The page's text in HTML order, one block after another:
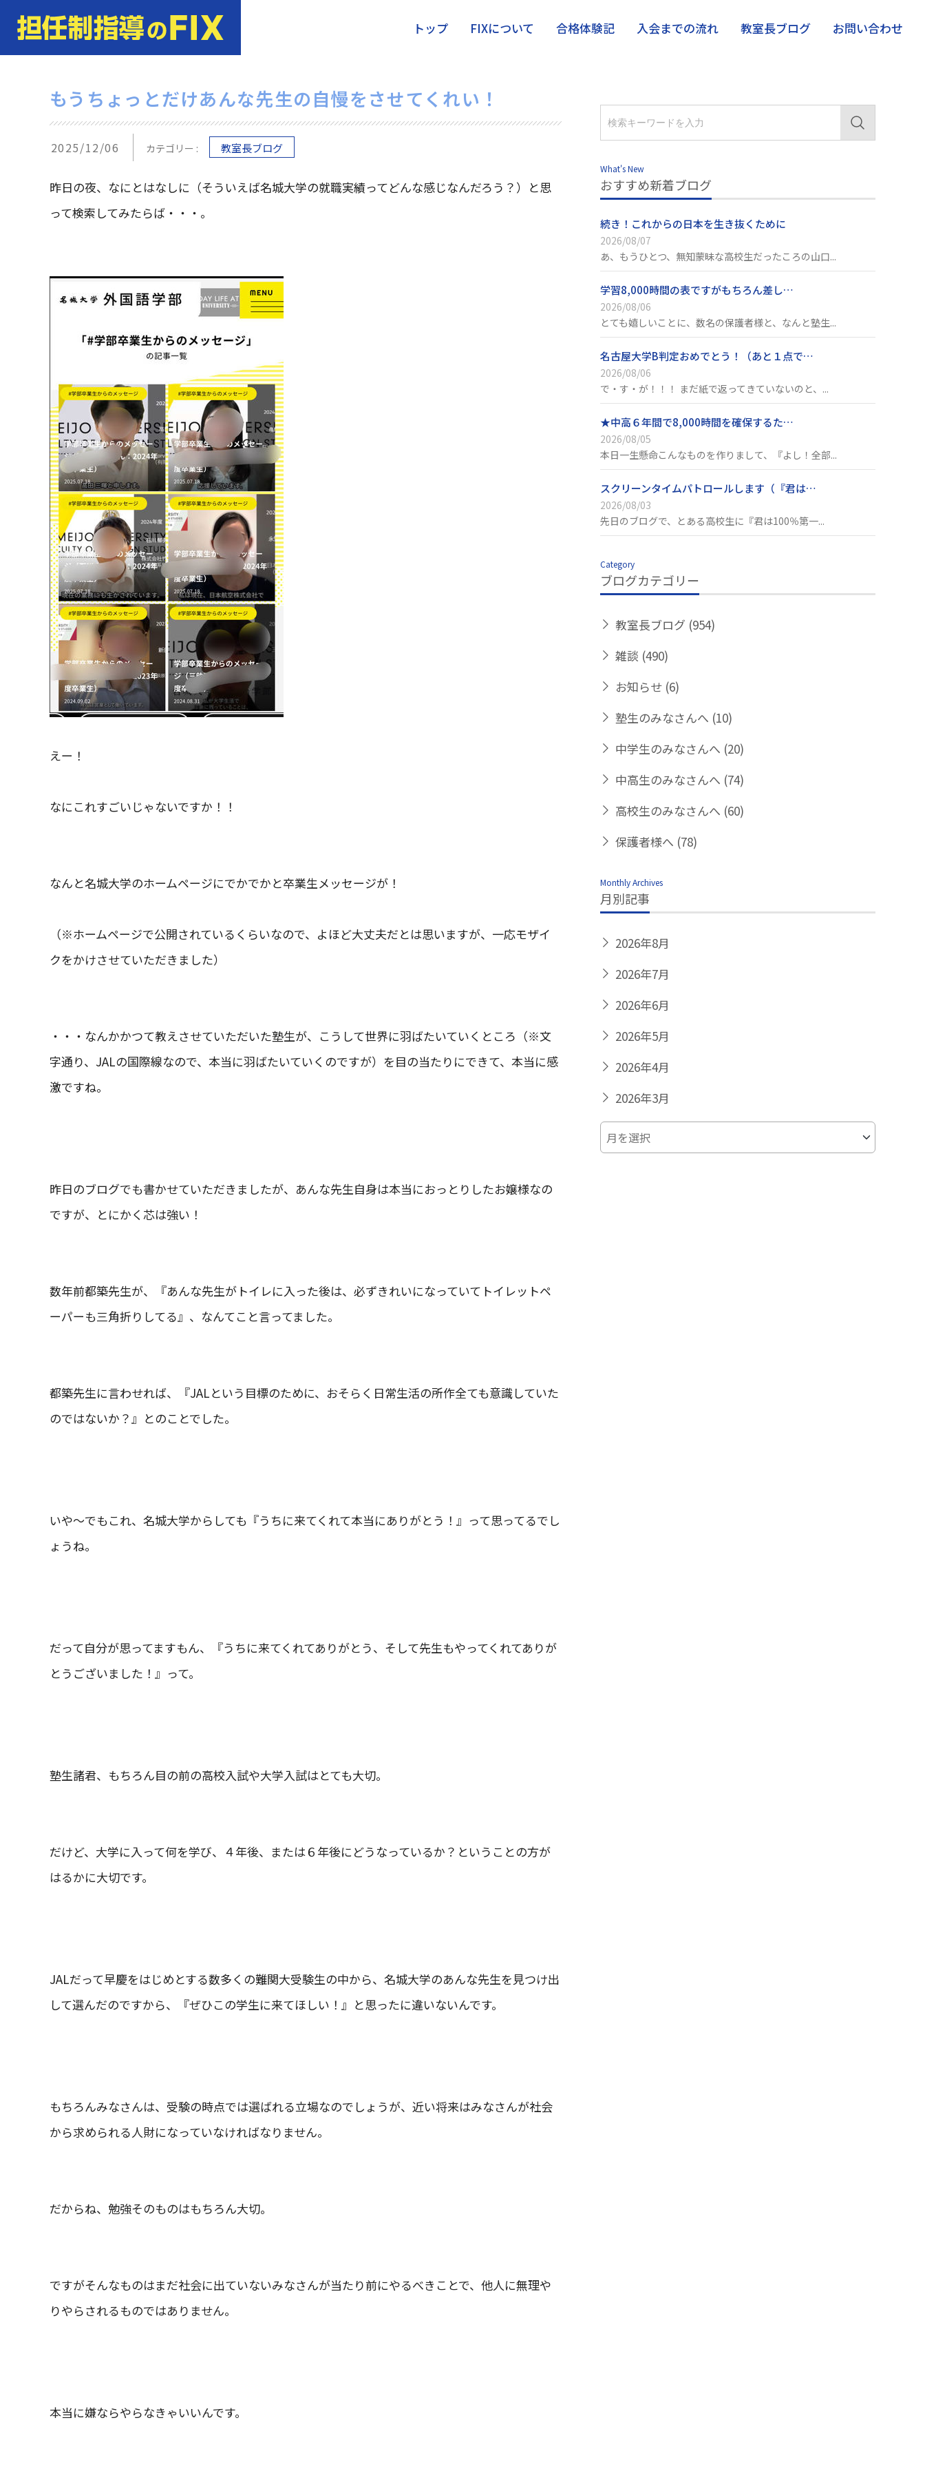
トップ FIXについて 合格体験記 入会までの流れ 教室長ブログ お問い合わせ
もうちょっとだけあんな先生の自慢をさせてくれい！
2025/12/06 カテゴリー : 教室長ブログ
昨日の夜、なにとはなしに（そういえば名城大学の就職実績ってどんな感じなんだろう？）と思
って検索してみたらば・・・。
えー！
なにこれすごいじゃないですか！！
なんと名城大学のホームページにでかでかと卒業生メッセージが！
（※ホームページで公開されているくらいなので、よほど大丈夫だとは思いますが、一応モザイ
クをかけさせていただきました）
・・・なんかかつて教えさせていただいた塾生が、こうして世界に羽ばたいていくところ（※文
字通り、JALの国際線なので、本当に羽ばたいていくのですが）を目の当たりにできて、本当に感
激ですね。
昨日のブログでも書かせていただきましたが、あんな先生自身は本当におっとりしたお嬢様なの
ですが、とにかく芯は強い！
数年前都築先生が、『あんな先生がトイレに入った後は、必ずきれいになっていてトイレットペ
ーパーも三角折りしてる』、なんてこと言ってました。
都築先生に言わせれば、『JALという目標のために、おそらく日常生活の所作全ても意識していた
のではないか？』とのことでした。
いや～でもこれ、名城大学からしても『うちに来てくれて本当にありがとう！』って思ってるでし
ょうね。
だって自分が思ってますもん、『うちに来てくれてありがとう、そして先生もやってくれてありが
とうございました！』って。
塾生諸君、もちろん目の前の高校入試や大学入試はとても大切。
だけど、大学に入って何を学び、４年後、または６年後にどうなっているか？ということの方が
はるかに大切です。
JALだって早慶をはじめとする数多くの難関大受験生の中から、名城大学のあんな先生を見つけ出
して選んだのですから、『ぜひこの学生に来てほしい！』と思ったに違いないんです。
もちろんみなさんは、受験の時点では選ばれる立場なのでしょうが、近い将来はみなさんが社会
から求められる人財になっていなければなりません。
だからね、勉強そのものはもちろん大切。
ですがそんなものはまだ社会に出ていないみなさんが当たり前にやるべきことで、他人に無理や
りやらされるものではありません。
本当に嫌ならやらなきゃいいんです。
What's New
おすすめ新着ブログ
続き！これからの日本を生き抜くために
2026/08/07
あ、もうひとつ、無知蒙昧な高校生だったころの山口...
学習8,000時間の表ですがもちろん差し…
2026/08/06
とても嬉しいことに、数名の保護者様と、なんと塾生...
名古屋大学B判定おめでとう！（あと１点で…
2026/08/06
で・す・が！！！ まだ紙で返ってきていないのと、...
★中高６年間で8,000時間を確保するた…
2026/08/05
本日一生懸命こんなものを作りまして、『よし！全部...
スクリーンタイムパトロールします（『君は…
2026/08/03
先日のブログで、とある高校生に『君は100％第一...
Category
ブログカテゴリー
教室長ブログ (954)
雑談 (490)
お知らせ (6)
塾生のみなさんへ (10)
中学生のみなさんへ (20)
中高生のみなさんへ (74)
高校生のみなさんへ (60)
保護者様へ (78)
Monthly Archives
月別記事
2026年8月
2026年7月
2026年6月
2026年5月
2026年4月
2026年3月